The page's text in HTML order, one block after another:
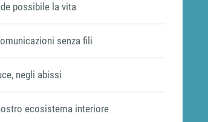
possibile la vita
senza fili
negli abissi
ecosistema interiore